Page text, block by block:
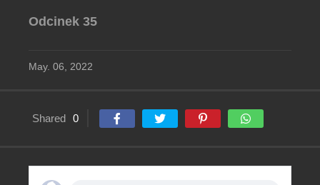
Odcinek 35
May. 06, 2022
Shared 0